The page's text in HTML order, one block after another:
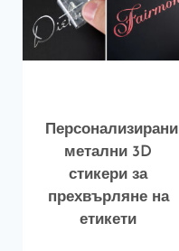
Персонализирани
метални 3D
стикери за
прехвърляне на
етикети